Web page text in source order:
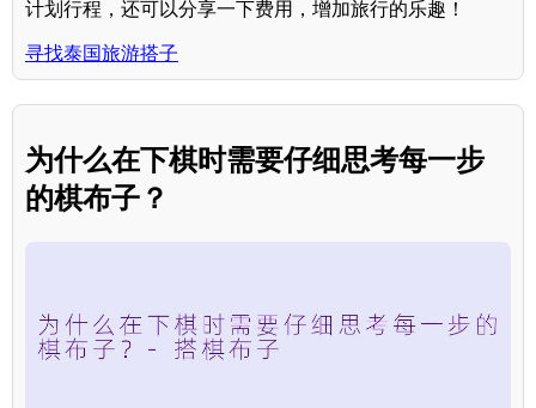
计划行程，还可以分享一下费用，增加旅行的乐趣！
寻找泰国旅游搭子
为什么在下棋时需要仔细思考每一步
的棋布子？